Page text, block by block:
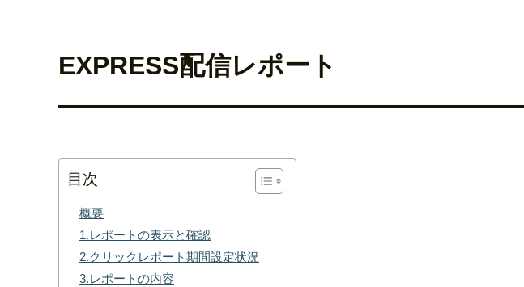
EXPRESS配信レポート
目次
概要
1.レポートの表示と確認
2.クリックレポート期間設定状況
3.レポートの内容